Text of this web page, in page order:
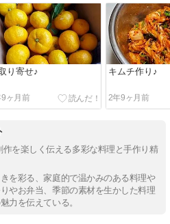
り寄せ♪
ヶ月前
キムチ作り♪
2年9ヶ月前
作を楽しく伝える多彩な料理と手作り精
を彩る、家庭的で温かみのある料理や
やお弁当、季節の素材を生かした料理
力を伝えている。